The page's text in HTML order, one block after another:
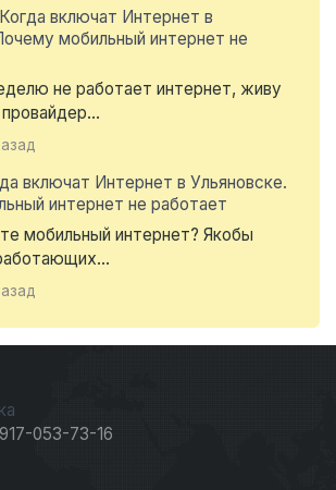
Когда включат Интернет в
мобильный интернет не
не работает интернет, живу
включат Интернет в Ульяновске.
интернет не работает
мобильный интернет? Якобы
053-73-16